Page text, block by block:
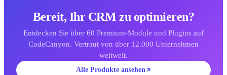
Bereit, Ihr CRM zu optimieren?
Entdecken Sie über 60 Premium-Module und Plugins auf
CodeCanyon. Vertraut von über 12.000 Unternehmen
weltweit.
Alle Produkte ansehen